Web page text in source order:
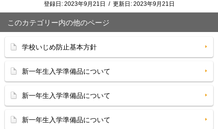
登録日: 2023年9月21日 / 更新日: 2023年9月21日
このカテゴリー内の他のページ
学校いじめ防止基本方針
新一年生入学準備品について
新一年生入学準備品について
新一年生入学準備品について